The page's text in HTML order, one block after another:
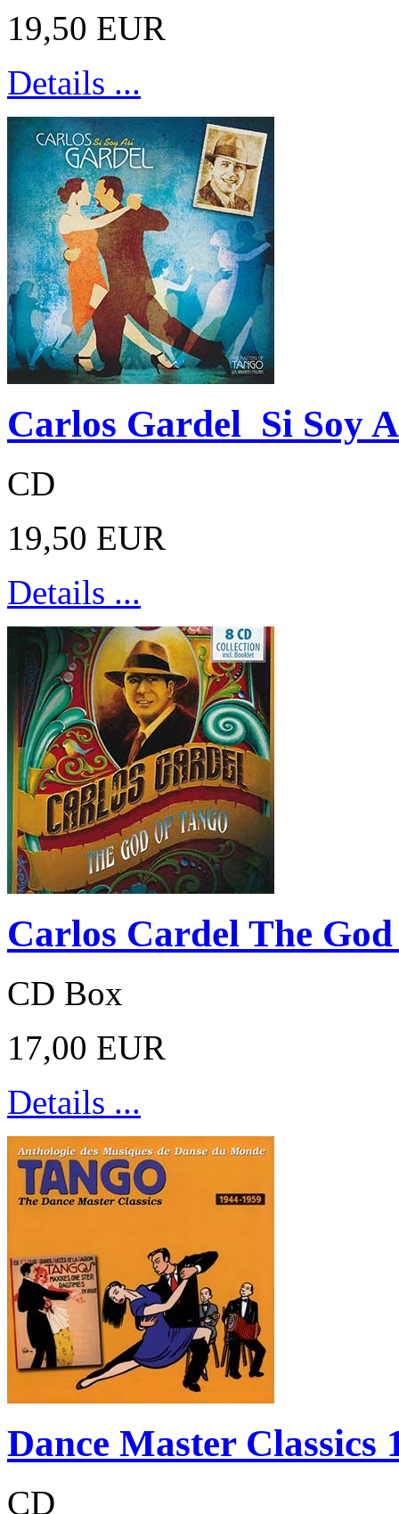
19,50 EUR
Details ...
Carlos Gardel Si Soy
CD
19,50 EUR
Details ...
Carlos Cardel The
CD Box
17,00 EUR
Details ...
Dance Master Classics
CD